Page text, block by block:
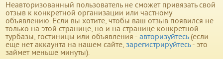
Неавторизованный пользователь не сможет привязать свой
отзыв к конкретной организации или частному
объявлению. Если вы хотите, чтобы ваш отзыв появился не
только на этой странице, но и на странице конкретной
турбазы, гостиницы или объявления - авторизуйтесь(если
еще нет аккаунта на нашем сайте, зарегистрируйтесь- это
займет меньше минуты).